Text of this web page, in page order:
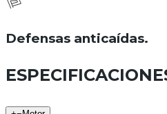
Defensas anticaídas.